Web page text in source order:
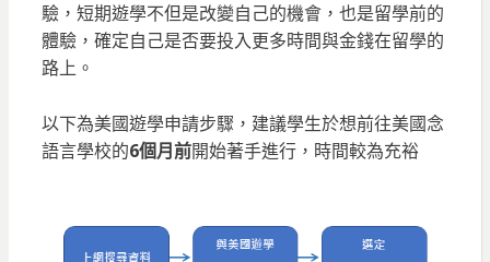
驗，短期遊學不但是改變自己的機會，也是留學前的
體驗，確定自己是否要投入更多時間與金錢在留學的
路上。
以下為美國遊學申請步驟，建議學生於想前往美國念
語言學校的6個月前開始著手進行，時間較為充裕